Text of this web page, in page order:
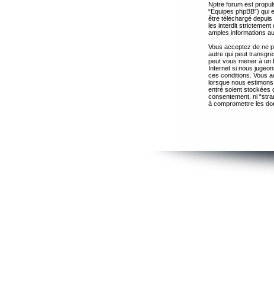
Notre forum est
“Équipes phpBB”) qui
être téléchargé depuis
les interdit strictement
amples informations
Vous acceptez de ne
autre qui peut
peut vous mener à un
Internet si nous
ces conditions. Vous
lorsque nous
entré soient stockées
consentement, ni
à compromettre les